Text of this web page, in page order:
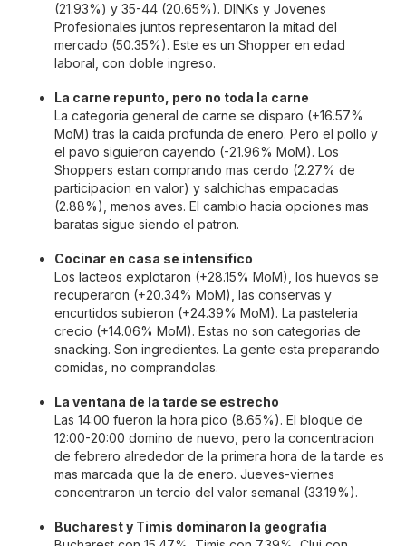
(21.93%) y 35-44 (20.65%). DINKs y Jovenes
Profesionales juntos representaron la mitad del
mercado (50.35%). Este es un Shopper en edad
laboral, con doble ingreso.
La carne repunto, pero no toda la carne
La categoria general de carne se disparo (+16.57%
MoM) tras la caida profunda de enero. Pero el pollo y
el pavo siguieron cayendo (-21.96% MoM). Los
Shoppers estan comprando mas cerdo (2.27% de
participacion en valor) y salchichas empacadas
(2.88%), menos aves. El cambio hacia opciones mas
baratas sigue siendo el patron.
Cocinar en casa se intensifico
Los lacteos explotaron (+28.15% MoM), los huevos se
recuperaron (+20.34% MoM), las conservas y
encurtidos subieron (+24.39% MoM). La pasteleria
crecio (+14.06% MoM). Estas no son categorias de
snacking. Son ingredientes. La gente esta preparando
comidas, no comprandolas.
La ventana de la tarde se estrecho
Las 14:00 fueron la hora pico (8.65%). El bloque de
12:00-20:00 domino de nuevo, pero la concentracion
de febrero alrededor de la primera hora de la tarde es
mas marcada que la de enero. Jueves-viernes
concentraron un tercio del valor semanal (33.19%).
Bucharest y Timis dominaron la geografia